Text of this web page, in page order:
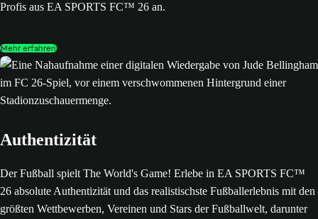
Profis aus EA SPORTS FC™ 26 an.
Mehr erfahren
Authentizität
Der Fußball spielt The World's Game! Erlebe in EA SPORTS FC™
26 absolute Authentizität und das realistischste Fußballerlebnis mit den
größten Wettbewerben, Vereinen und Stars der Fußballwelt, darunter